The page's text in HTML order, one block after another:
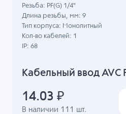
Кабельный ввод AVC
В наличии 111 шт.
Резьба: PF(G) 1/4"
Длина резьбы, мм: 9
Тип корпуса: Монолитный
Кол-во кабелей: 1
IP: 68
14.03 ₽